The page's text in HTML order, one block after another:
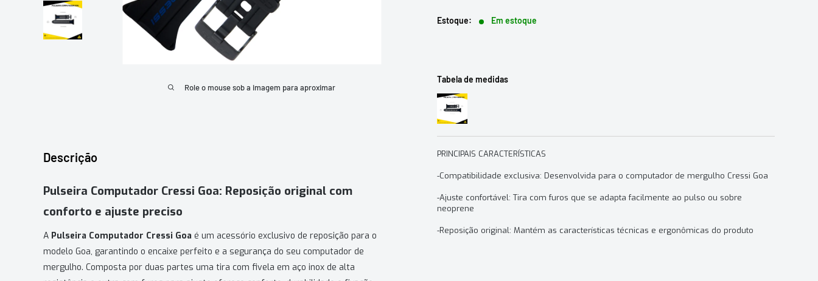
Role o mouse sob a imagem para aproximar
Estoque: Em estoque
Tabela de medidas
PRINCIPAIS CARACTERÍSTICAS
-Compatibilidade exclusiva: Desenvolvida para o computador de mergulho Cressi Goa
-Ajuste confortável: Tira com furos que se adapta facilmente ao pulso ou sobre
neoprene
-Reposição original: Mantém as características técnicas e ergonômicas do produto
Descrição
Pulseira Computador Cressi Goa: Reposição original com
conforto e ajuste preciso
A Pulseira Computador Cressi Goa é um acessório exclusivo de reposição para o
modelo Goa, garantindo o encaixe perfeito e a segurança do seu computador de
mergulho. Composta por duas partes uma tira com fivela em aço inox de alta